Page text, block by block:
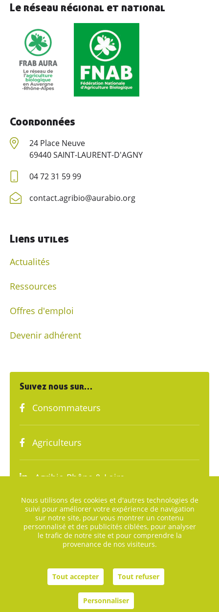
Le réseau régional et national
Coordonnées
24 Place Neuve
69440 SAINT-LAURENT-D'AGNY
04 72 31 59 99
contact.agribio@aurabio.org
Liens utiles
Actualités
Ressources
Offres d'emploi
Devenir adhérent
Suivez nous sur…
Consommateurs
Agriculteurs
Agribio Rhône & Loire
Mentions légales
Agence digitale helli•hello
Nous utilisons des cookies et d'autres technologies de
suivi pour améliorer votre expérience de navigation
sur notre site, pour vous montrer un contenu
personnalisé et des publicités ciblées, pour analyser
le trafic de notre site et pour comprendre la
provenance de nos visiteurs.
Tout accepter Tout refuser
Personnaliser